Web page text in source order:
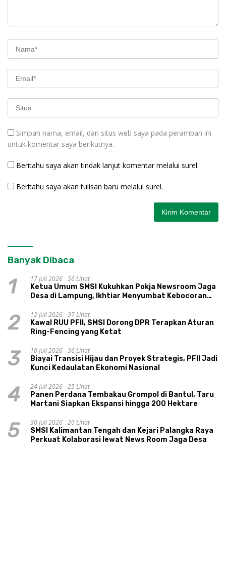
Simpan nama, email, dan situs web saya pada peramban ini
untuk komentar saya berikutnya.
Beritahu saya akan tindak lanjut komentar melalui surel.
Beritahu saya akan tulisan baru melalui surel.
Banyak Dibaca
1 17 Juli 2026 56 Lihat
Ketua Umum SMSI Kukuhkan Pokja Newsroom Jaga
Desa di Lampung, Ikhtiar Menyumbat Kebocoran
2 12 Juli 2026 37 Lihat
Kawal RUU PFII, SMSI Dorong DPR Terapkan Aturan
Ring-Fencing yang Ketat
3 10 Juli 2026 36 Lihat
Biayai Transisi Hijau dan Proyek Strategis, PFII Jadi
Kunci Kedaulatan Ekonomi Nasional
4 24 Juli 2026 25 Lihat
Panen Perdana Tembakau Grompol di Bantul, Taru
Martani Siapkan Ekspansi hingga 200 Hektare
5 30 Juli 2026 20 Lihat
SMSI Kalimantan Tengah dan Kejari Palangka Raya
Perkuat Kolaborasi lewat News Room Jaga Desa